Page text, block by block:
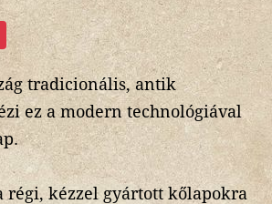
tradicionális, antik
ez a modern technológiával
régi, kézzel gyártott kőlapokra